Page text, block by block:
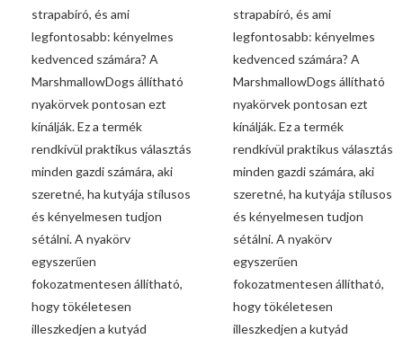
strapabíró, és ami
legfontosabb: kényelmes
kedvenced számára? A
MarshmallowDogs állítható
nyakörvek pontosan ezt
kínálják. Ez a termék
rendkívül praktikus választás
minden gazdi számára, aki
szeretné, ha kutyája stílusos
és kényelmesen tudjon
sétálni. A nyakörv
egyszerűen
fokozatmentesen állítható,
hogy tökéletesen
illeszkedjen a kutyád
strapabíró, és ami
legfontosabb: kényelmes
kedvenced számára? A
MarshmallowDogs állítható
nyakörvek pontosan ezt
kínálják. Ez a termék
rendkívül praktikus választás
minden gazdi számára, aki
szeretné, ha kutyája stílusos
és kényelmesen tudjon
sétálni. A nyakörv
egyszerűen
fokozatmentesen állítható,
hogy tökéletesen
illeszkedjen a kutyád